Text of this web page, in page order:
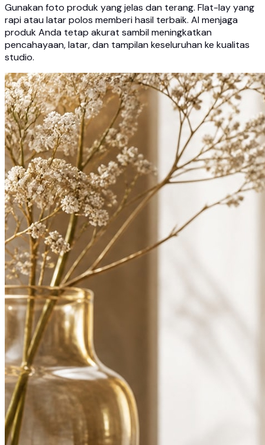
Gunakan foto produk yang jelas dan terang. Flat-lay yang
rapi atau latar polos memberi hasil terbaik. AI menjaga
produk Anda tetap akurat sambil meningkatkan
pencahayaan, latar, dan tampilan keseluruhan ke kualitas
studio.